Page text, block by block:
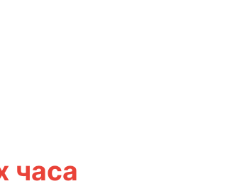
часа